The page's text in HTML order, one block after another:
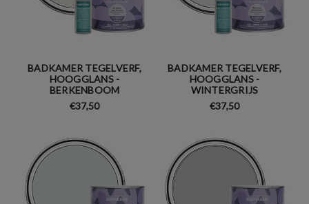
BADKAMER TEGELVERF,
HOOGGLANS -
BERKENBOOM
€37,50
BADKAMER TEGELVERF,
HOOGGLANS -
WINTERGRIJS
€37,50